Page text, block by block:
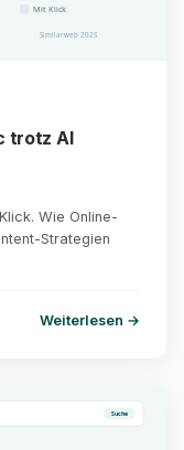
Mit Klick
Similarweb 2025
trotz AI
Wie Online-
Strategien
Weiterlesen →
Suche